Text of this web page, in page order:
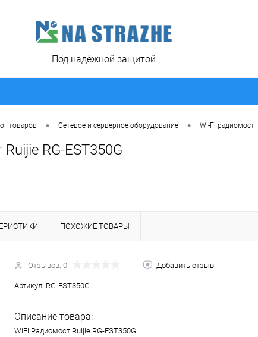
Под надёжной защитой
товаров • Сетевое и серверное оборудование • Wi-Fi радиомост
RG-EST350G
ПОХОЖИЕ ТОВАРЫ
Отзывов: 0 Добавить отзыв
Артикул: RG-EST350G
Описание товара:
WiFi Радиомост Ruijie RG-EST350G